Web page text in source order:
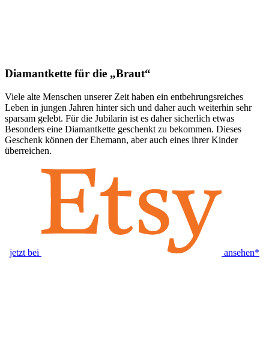
Diamantkette für die „Braut“
Viele alte Menschen unserer Zeit haben ein entbehrungsreiches
Leben in jungen Jahren hinter sich und daher auch weiterhin sehr
sparsam gelebt. Für die Jubilarin ist es daher sicherlich etwas
Besonders eine Diamantkette geschenkt zu bekommen. Dieses
Geschenk können der Ehemann, aber auch eines ihrer Kinder
überreichen.
jetzt bei ansehen*